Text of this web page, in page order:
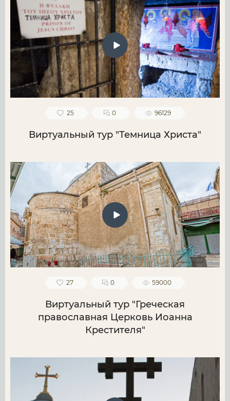
25 0 96129
Виртуальный тур "Темница Христа"
27 0 59000
Виртуальный тур "Греческая
православная Церковь Иоанна
Крестителя"